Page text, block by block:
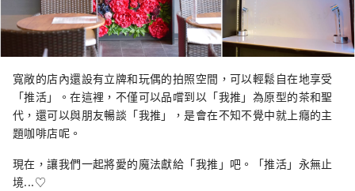
寬敞的店內還設有立牌和玩偶的拍照空間，可以輕鬆自在地享受
「推活」。在這裡，不僅可以品嚐到以「我推」為原型的茶和聖
代，還可以與朋友暢談「我推」，是會在不知不覺中就上癮的主
題咖啡店呢。
現在，讓我們一起將愛的魔法獻給「我推」吧。「推活」永無止
境...♡